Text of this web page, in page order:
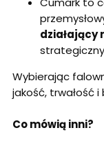
działający
Wybierając
jakość, trwałość
Co mówią inni?